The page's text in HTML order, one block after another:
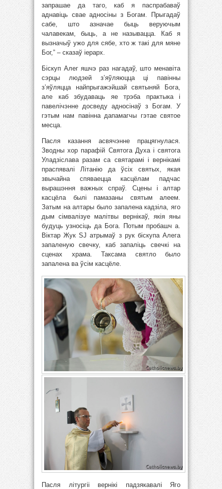
запрашае да таго, каб я паспрабаваў
аднавіць свае адносіны з Богам. Прыгадаў
сабе, што азначае быць веруючым
чалавекам, быць, а не называцца. Каб я
вызначыў ужо для сябе, хто ж такі для мяне
Бог,” – сказаў іерарх.
Біскуп Алег яшчэ раз нагадаў, што менавіта
сэрцы людзей з’яўляюцца ці павінны
з’яўляцца найпрыгажэйшай святыняй Бога,
але каб збудаваць яе трэба практыка і
павелічэнне досведу адносінаў з Богам. У
гэтым нам павінна дапамагчы гэтае святое
месца.
Пасля казання асвячэнне працягнулася.
Зводны хор парафій Святога Духа і святога
Уладзіслава разам са святарамі і вернікамі
праспявалі Літанію да ўсіх святых, якая
звычайна спяваецца касцёлам падчас
вырашэння важных спраў. Сцены і алтар
касцёла былі памазаны святым алеем.
Затым на алтары было запалена кадзіла, яго
дым сімвалізуе малітвы вернікаў, якія яны
будуць узносіць да Бога. Потым пробашч а.
Віктар Жук SJ атрымаў з рук біскупа Алега
запаленую свечку, каб запаліць свечкі на
сценах храма. Таксама святло было
запалена ва ўсім касцёле.
Пасля літургіі вернікі падзякавалі Яго